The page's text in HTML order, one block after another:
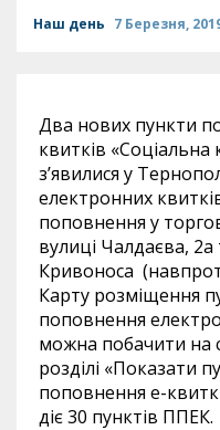
Наш день 7 Березня,
Два нових пункти
квитків
з’явилися у
електронних
поповнення у
вулиці Чалдаєва,
Кривоноса
Карту розміщення
поповнення
можна побачити на
розділі «Показати
поповнення е-
діє 30 пунктів ППЕК.